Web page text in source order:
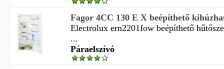
Fagor 4CC 130 E X beépíthető
Electrolux ern2201fow beépíthető
...
Páraelszívó